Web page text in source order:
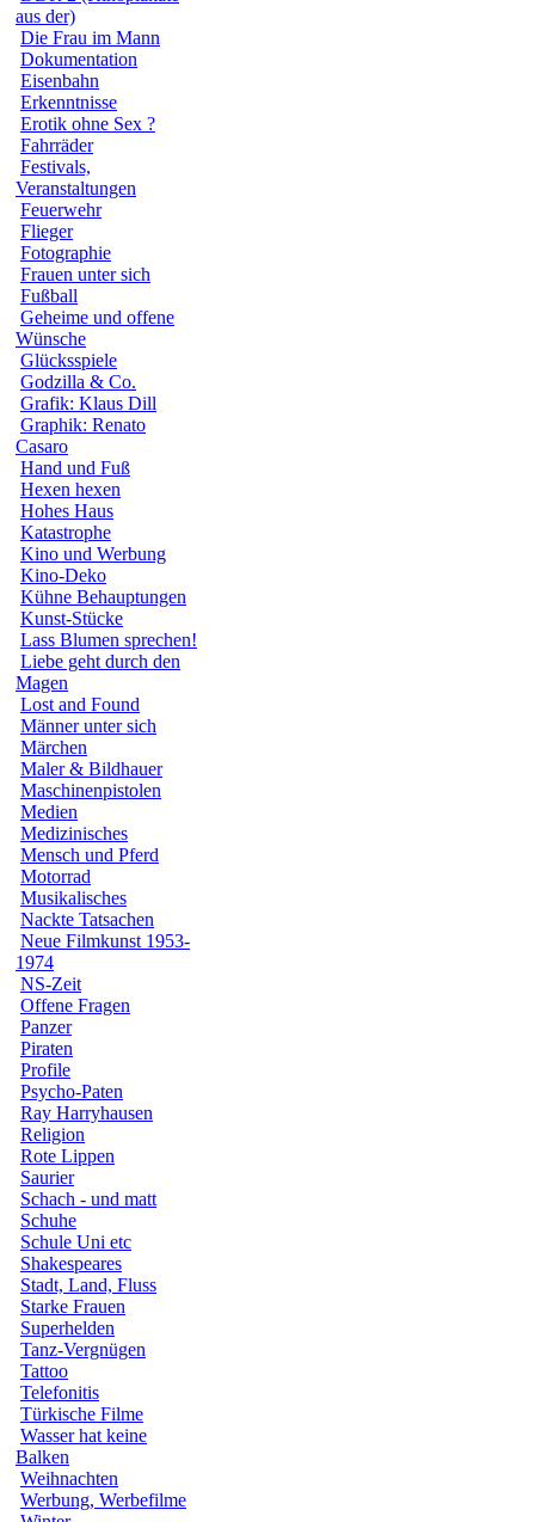
aus der)
Die Frau im Mann
Dokumentation
Eisenbahn
Erkenntnisse
Erotik ohne Sex ?
Fahrräder
Festivals,
Veranstaltungen
Feuerwehr
Flieger
Fotographie
Frauen unter sich
Fußball
Geheime und offene
Wünsche
Glücksspiele
Godzilla & Co.
Grafik: Klaus Dill
Graphik: Renato
Casaro
Hand und Fuß
Hexen hexen
Hohes Haus
Katastrophe
Kino und Werbung
Kino-Deko
Kühne Behauptungen
Kunst-Stücke
Lass Blumen sprechen!
Liebe geht durch den
Magen
Lost and Found
Männer unter sich
Märchen
Maler & Bildhauer
Maschinenpistolen
Medien
Medizinisches
Mensch und Pferd
Motorrad
Musikalisches
Nackte Tatsachen
Neue Filmkunst 1953-
1974
NS-Zeit
Offene Fragen
Panzer
Piraten
Profile
Psycho-Paten
Ray Harryhausen
Religion
Rote Lippen
Saurier
Schach - und matt
Schuhe
Schule Uni etc
Shakespeares
Stadt, Land, Fluss
Starke Frauen
Superhelden
Tanz-Vergnügen
Tattoo
Telefonitis
Türkische Filme
Wasser hat keine
Balken
Weihnachten
Werbung, Werbefilme